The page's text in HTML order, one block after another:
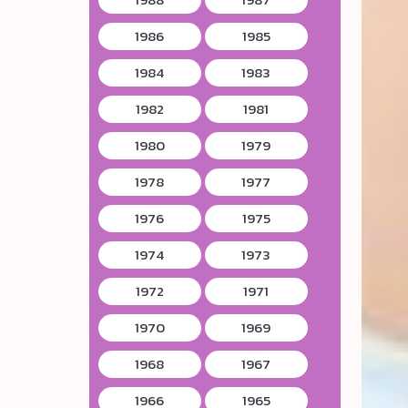
1986
1985
1984
1983
1982
1981
1980
1979
1978
1977
1976
1975
1974
1973
1972
1971
1970
1969
1968
1967
1966
1965